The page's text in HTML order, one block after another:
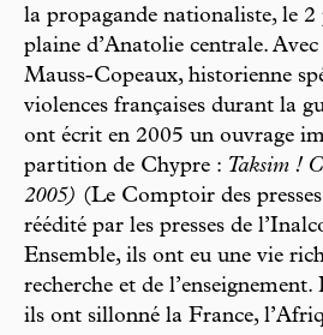
la propagande nationaliste, le
plaine d’Anatolie centrale.
Mauss-Copeaux, historienne
violences françaises durant la
ont écrit en 2005 un ouvrage
partition de Chypre : Taksim !
2005) (Le Comptoir des
réédité par les presses de
Ensemble, ils ont eu une vie
recherche et de l’enseignement.
ils ont sillonné la France,